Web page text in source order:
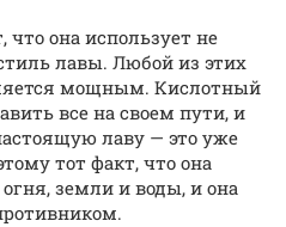
что она использует не
лавы. Любой из этих
мощным. Кислотный
все на своем пути, и
лаву — это уже
тот факт, что она
земли и воды, и она